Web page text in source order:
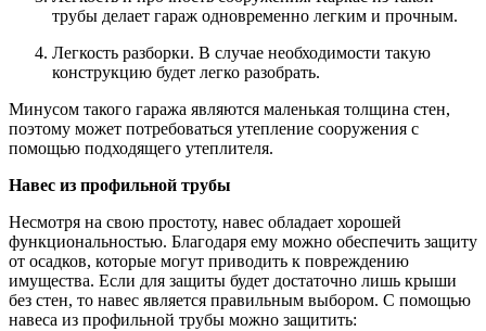
трубы делает гараж одновременно легким и прочным.
Легкость разборки. В случае необходимости такую
конструкцию будет легко разобрать.
Минусом такого гаража являются маленькая толщина стен,
поэтому может потребоваться утепление сооружения с
помощью подходящего утеплителя.
Навес из профильной трубы
Несмотря на свою простоту, навес обладает хорошей
функциональностью. Благодаря ему можно обеспечить защиту
от осадков, которые могут приводить к повреждению
имущества. Если для защиты будет достаточно лишь крыши
без стен, то навес является правильным выбором. С помощью
навеса из профильной трубы можно защитить: